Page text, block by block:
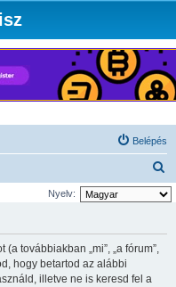
Belépés
e
Nyelv:
továbbiakban „mi”, „a fórum”,
hogy betartod az alábbi
illetve ne is keresd fel a